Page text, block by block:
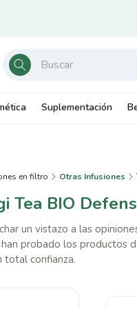
Suplementación
en filtro Otras Infusiones
Tea BIO
un vistazo a las
probado los productos
total confianza.